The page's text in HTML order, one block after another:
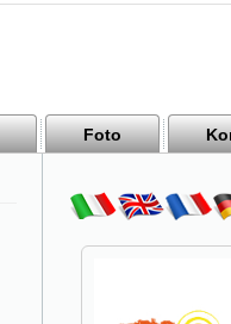
Foto